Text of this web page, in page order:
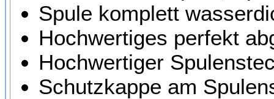
Spule komplett
Hochwertiges perfekt
Hochwertiger
Schutzkappe am